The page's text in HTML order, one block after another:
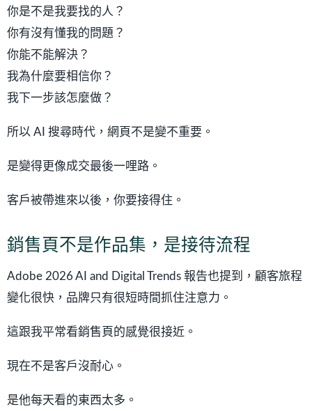
你是不是我要找的人？
你有沒有懂我的問題？
你能不能解決？
我為什麼要相信你？
我下一步該怎麼做？
所以 AI 搜尋時代，網頁不是變不重要。
是變得更像成交最後一哩路。
客戶被帶進來以後，你要接得住。
銷售頁不是作品集，是接待流程
Adobe 2026 AI and Digital Trends 報告也提到，顧客旅程
變化很快，品牌只有很短時間抓住注意力。
這跟我平常看銷售頁的感覺很接近。
現在不是客戶沒耐心。
是他每天看的東西太多。